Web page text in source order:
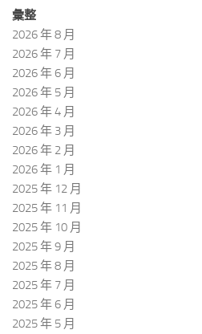
彙整
2026 年 8 月
2026 年 7 月
2026 年 6 月
2026 年 5 月
2026 年 4 月
2026 年 3 月
2026 年 2 月
2026 年 1 月
2025 年 12 月
2025 年 11 月
2025 年 10 月
2025 年 9 月
2025 年 8 月
2025 年 7 月
2025 年 6 月
2025 年 5 月